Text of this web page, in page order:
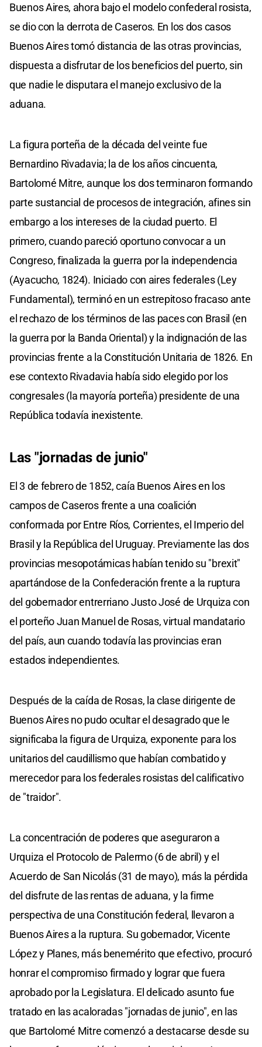
Buenos Aires, ahora bajo el modelo confederal rosista,
se dio con la derrota de Caseros. En los dos casos
Buenos Aires tomó distancia de las otras provincias,
dispuesta a disfrutar de los beneficios del puerto, sin
que nadie le disputara el manejo exclusivo de la
aduana.
La figura porteña de la década del veinte fue
Bernardino Rivadavia; la de los años cincuenta,
Bartolomé Mitre, aunque los dos terminaron formando
parte sustancial de procesos de integración, afines sin
embargo a los intereses de la ciudad puerto. El
primero, cuando pareció oportuno convocar a un
Congreso, finalizada la guerra por la independencia
(Ayacucho, 1824). Iniciado con aires federales (Ley
Fundamental), terminó en un estrepitoso fracaso ante
el rechazo de los términos de las paces con Brasil (en
la guerra por la Banda Oriental) y la indignación de las
provincias frente a la Constitución Unitaria de 1826. En
ese contexto Rivadavia había sido elegido por los
congresales (la mayoría porteña) presidente de una
República todavía inexistente.
Las "jornadas de junio"
El 3 de febrero de 1852, caía Buenos Aires en los
campos de Caseros frente a una coalición
conformada por Entre Ríos, Corrientes, el Imperio del
Brasil y la República del Uruguay. Previamente las dos
provincias mesopotámicas habían tenido su "brexit"
apartándose de la Confederación frente a la ruptura
del gobernador entrerriano Justo José de Urquiza con
el porteño Juan Manuel de Rosas, virtual mandatario
del país, aun cuando todavía las provincias eran
estados independientes.
Después de la caída de Rosas, la clase dirigente de
Buenos Aires no pudo ocultar el desagrado que le
significaba la figura de Urquiza, exponente para los
unitarios del caudillismo que habían combatido y
merecedor para los federales rosistas del calificativo
de "traidor".
La concentración de poderes que aseguraron a
Urquiza el Protocolo de Palermo (6 de abril) y el
Acuerdo de San Nicolás (31 de mayo), más la pérdida
del disfrute de las rentas de aduana, y la firme
perspectiva de una Constitución federal, llevaron a
Buenos Aires a la ruptura. Su gobernador, Vicente
López y Planes, más benemérito que efectivo, procuró
honrar el compromiso firmado y lograr que fuera
aprobado por la Legislatura. El delicado asunto fue
tratado en las acaloradas "jornadas de junio", en las
que Bartolomé Mitre comenzó a destacarse desde su